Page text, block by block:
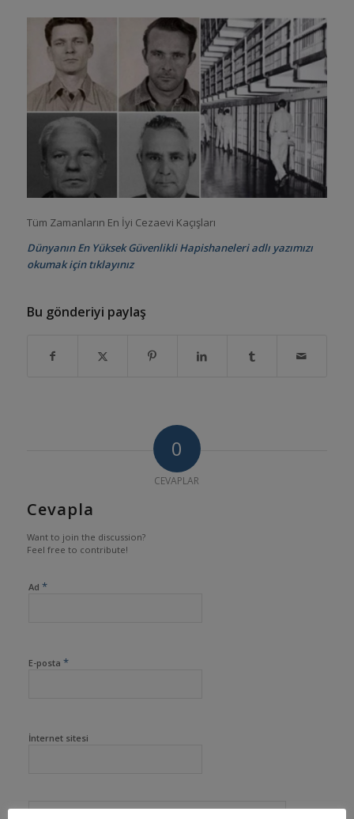
Tüm Zamanların En İyi Cezaevi Kaçışları
Dünyanın En Yüksek Güvenlikli Hapishaneleri adlı yazımızı
okumakiçin tıklayınız
Bu gönderiyi paylaş
0
CEVAPLAR
Cevapla
Want to join the discussion?
Feel free to contribute!
Ad *
E-posta *
İnternet sitesi